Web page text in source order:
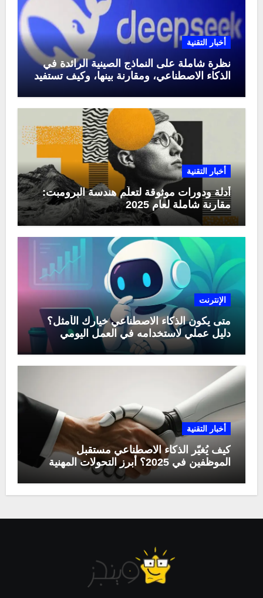
أخبار التقنية
نظرة شاملة على النماذج الصينية الرائدة في
الذكاء الاصطناعي، ومقارنة بينها، وكيف تستفيد
أخبار التقنية
أدلة ودورات موثوقة لتعلّم هندسة البرومبت:
مقارنة شاملة لعام 2025
الإنترنت
متى يكون الذكاء الاصطناعي خيارك الأمثل؟
دليل عملي لاستخدامه في العمل اليومي
أخبار التقنية
كيف يُغيّر الذكاء الاصطناعي مستقبل
الموظفين في 2025؟ أبرز التحولات المهنية